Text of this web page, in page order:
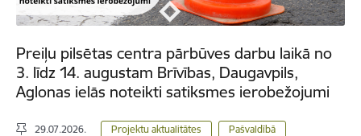
Preiļu pilsētas centra pārbūves darbu laikā no
3. līdz 14. augustam Brīvības, Daugavpils,
Aglonas ielās noteikti satiksmes ierobežojumi
29.07.2026. Projektu aktualitātes
Pašvaldībā